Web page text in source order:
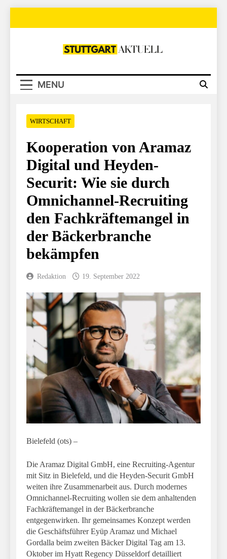
Stuttgart Aktuell
MENU
WIRTSCHAFT
Kooperation von Aramaz
Digital und Heyden-
Securit: Wie sie durch
Omnichannel-Recruiting
den Fachkräftemangel in
der Bäckerbranche
bekämpfen
Redaktion 19. September 2022
Bielefeld (ots) –
Die Aramaz Digital GmbH, eine Recruiting-Agentur
mit Sitz in Bielefeld, und die Heyden-Securit GmbH
weiten ihre Zusammenarbeit aus. Durch modernes
Omnichannel-Recruiting wollen sie dem anhaltenden
Fachkräftemangel in der Bäckerbranche
entgegenwirken. Ihr gemeinsames Konzept werden
die Geschäftsführer Eyüp Aramaz und Michael
Gordalla beim zweiten Bäcker Digital Tag am 13.
Oktober im Hyatt Regency Düsseldorf detailliert